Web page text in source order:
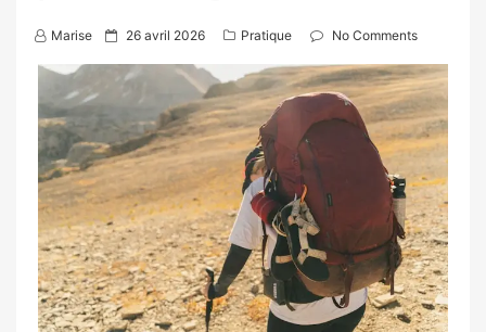
Marise
P
o
e
d
o
n
26 avril 2026 Pratique No Comments